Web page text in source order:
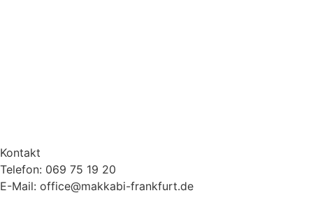
Kontakt
Telefon: 069 75 19 20
E-Mail: office@makkabi-frankfurt.de